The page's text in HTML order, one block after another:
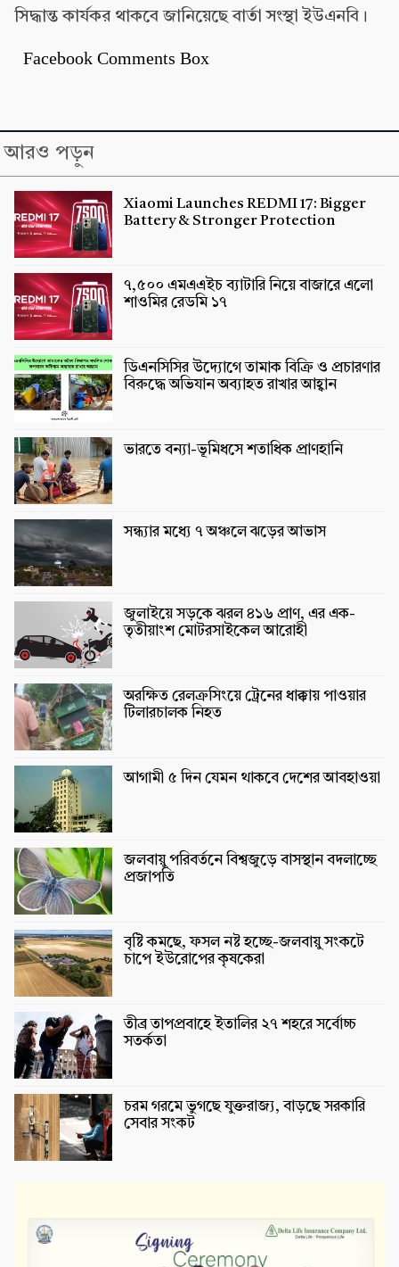
সিদ্ধান্ত কার্যকর থাকবে জানিয়েছে বার্তা সংস্থা ইউএনবি।
Facebook Comments Box
আরও পড়ুন
Xiaomi Launches REDMI 17: Bigger
Battery & Stronger Protection
৭,৫০০ এমএএইচ ব্যাটারি নিয়ে বাজারে এলো
শাওমির রেডমি ১৭
ডিএনসিসির উদ্যোগে তামাক বিক্রি ও প্রচারণার
বিরুদ্ধে অভিযান অব্যাহত রাখার আহ্বান
ভারতে বন্যা-ভূমিধসে শতাধিক প্রাণহানি
সন্ধ্যার মধ্যে ৭ অঞ্চলে ঝড়ের আভাস
জুলাইয়ে সড়কে ঝরল ৪১৬ প্রাণ, এর এক-
তৃতীয়াংশ মোটরসাইকেল আরোহী
অরক্ষিত রেলক্রসিংয়ে ট্রেনের ধাক্কায় পাওয়ার
টিলারচালক নিহত
আগামী ৫ দিন যেমন থাকবে দেশের আবহাওয়া
জলবায়ু পরিবর্তনে বিশ্বজুড়ে বাসস্থান বদলাচ্ছে
প্রজাপতি
বৃষ্টি কমছে, ফসল নষ্ট হচ্ছে-জলবায়ু সংকটে
চাপে ইউরোপের কৃষকেরা
তীব্র তাপপ্রবাহে ইতালির ২৭ শহরে সর্বোচ্চ
সতর্কতা
চরম গরমে ভুগছে যুক্তরাজ্য, বাড়ছে সরকারি
সেবার সংকট